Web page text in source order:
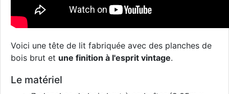
Voici une tête de lit fabriquée avec des planches de
bois brut et une finition à l'esprit vintage.
Le matériel